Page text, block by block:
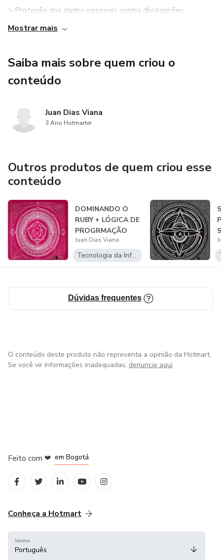
> Proteção dos dados pessoais contra divulgações
indesejadas ou abusos
> Pseudônimos
Dentre outros assuntos atuais retratando sobre anonimato
Mostrar mais
Saiba mais sobre quem criou o
conteúdo
Juan Dias Viana
3 Ano Hotmarter
Outros produtos de quem criou esse
conteúdo
DOMINANDO O
RUBY + LÓGICA DE
PROGRMAÇÃO
Juan Dias Viana
Tecnologia da Informação
Dúvidas frequentes
O conteúdo deste produto não representa a opinião da Hotmart.
Se você vir informações inadequadas, denuncie aqui
Feito com ❤ em Bogotá
Conheça a Hotmart
Idioma
Português